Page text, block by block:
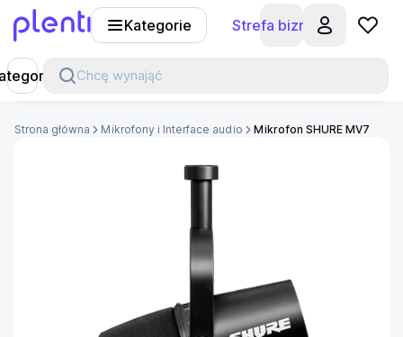
Kategorie Strefa biznesu
Chcę wynająć
Strona główna Mikrofony i Interface audio Mikrofon SHURE MV7